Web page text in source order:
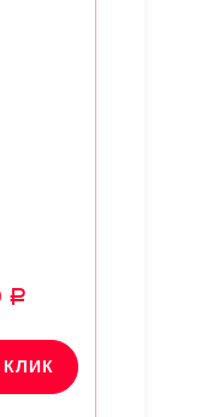
Р
КЛИК